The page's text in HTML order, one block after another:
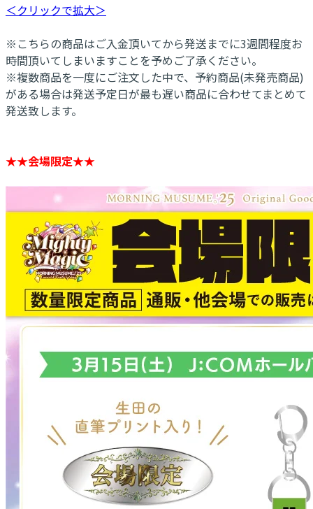
＜クリックで拡大＞
※こちらの商品はご入金頂いてから発送までに3週間程度お
時間頂いてしまいますことを予めご了承ください。
※複数商品を一度にご注文した中で、予約商品(未発売商品)
がある場合は発送予定日が最も遅い商品に合わせてまとめて
発送致します。
★★会場限定★★